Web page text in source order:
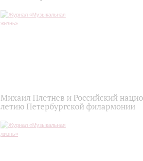
Михаил Плетнев и Российский
летию Петербургской филармонии